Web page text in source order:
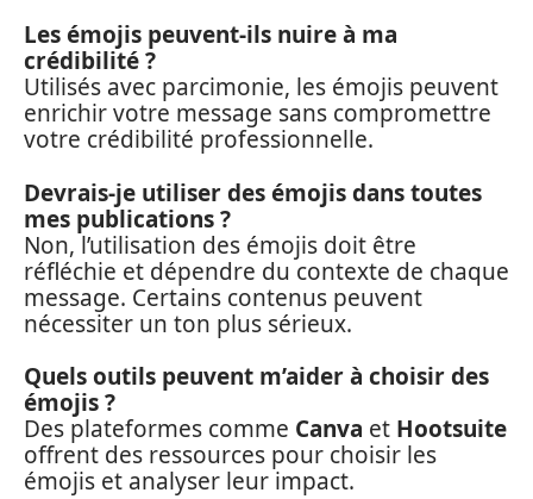
Les émojis peuvent-ils nuire à ma
crédibilité ?
Utilisés avec parcimonie, les émojis peuvent
enrichir votre message sans compromettre
votre crédibilité professionnelle.
Devrais-je utiliser des émojis dans toutes
mes publications ?
Non, l’utilisation des émojis doit être
réfléchie et dépendre du contexte de chaque
message. Certains contenus peuvent
nécessiter un ton plus sérieux.
Quels outils peuvent m’aider à choisir des
émojis ?
Des plateformes comme Canva et Hootsuite
offrent des ressources pour choisir les
émojis et analyser leur impact.